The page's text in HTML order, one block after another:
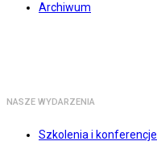
Archiwum
NASZE WYDARZENIA
Szkolenia i konferencje